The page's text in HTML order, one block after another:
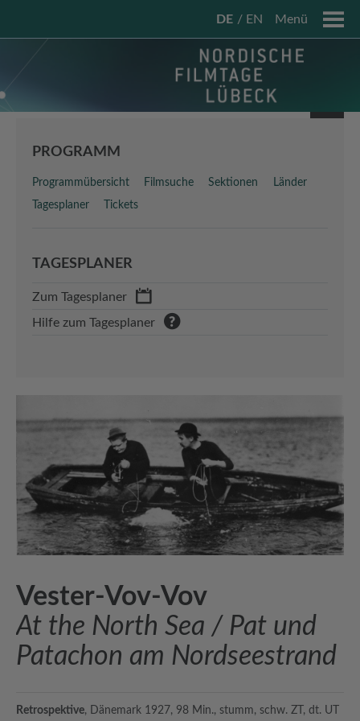
DE EN Menü
PROGRAMM
Programmübersicht Filmsuche Sektionen Länder
Tagesplaner Tickets
TAGESPLANER
Zum Tagesplaner
Hilfe zum Tagesplaner
Vester-Vov-Vov
At the North Sea / Pat und
Patachon am Nordseestrand
Retrospektive, Dänemark 1927, 98 Min., stumm, schw. ZT, dt. UT